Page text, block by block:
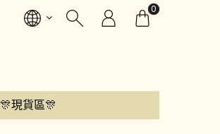
0
🎊現貨區🎊